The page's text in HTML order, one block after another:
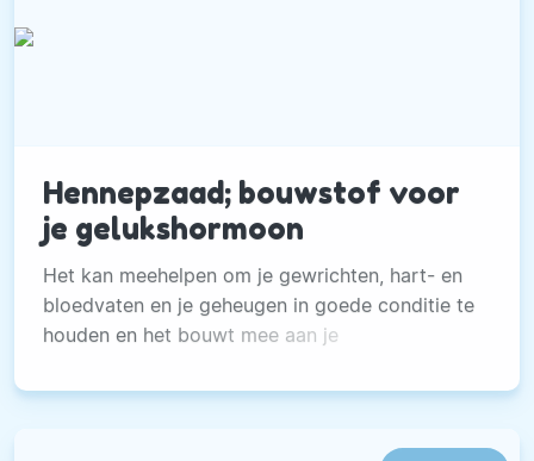
Hennepzaad; bouwstof voor
je gelukshormoon
Het kan meehelpen om je gewrichten, hart- en
bloedvaten en je geheugen in goede conditie te
houden en het bouwt mee aan je